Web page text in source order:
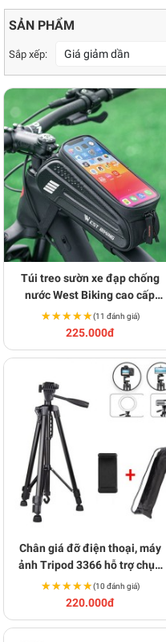
SẢN PHẨM
Sắp xếp: Giá giảm dần
Túi treo sườn xe đạp chống
nước West Biking cao cấp
BA1385
★★★★★
★★★★★(11 đánh giá)
225.000đ
Chân giá đỡ điện thoại, máy
ảnh Tripod 3366 hỗ trợ chụp
ảnh chuyên nghiệp Y139
★★★★★
★★★★★(10 đánh giá)
220.000đ